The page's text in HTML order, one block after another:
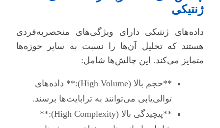
ژنتیکی
داده‌های ژنتیکی دارای ویژگی‌های منحصربه‌فردی
هستند که تحلیل آن‌ها را نسبت به سایر حوزه‌ها
متمایز می‌کند. این چالش‌ها شامل:
**حجم بالا (High Volume):** داده‌های
توالی‌یابی می‌توانند به ترابایت‌ها برسند.
**پیچیدگی بالا (High Complexity):**